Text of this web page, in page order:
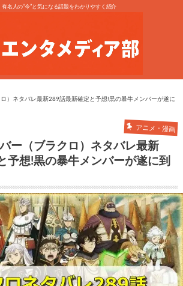
有名人の“今”と気になる話題をわかりやすく紹介
）ネタバレ最新289話最新確定と予想!黒の暴牛メンバーが遂に
アニメ・漫画
ー（ブラクロ）ネタバレ最新
予想!黒の暴牛メンバーが遂に到